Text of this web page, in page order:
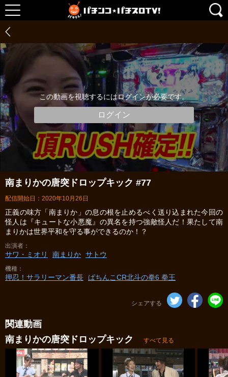
この動画を視聴するにはログインが必要です。
ログイン
南まりかの唐突ドロップキック #77
配信開始日：2020年10月26日
正義の味方「南まりか」の息の根を止めるべく送り込まれた今回の
怪人は『キュートな小悪魔』の異名を持つ強敵怪人だ！果たして南
まりかは世界平和を守る事ができるのか！？
出演者
サワ・ミオリ 南まりか サトウ
機種
押忍！サラリーマン番長 ぱちんこCR北斗の拳6 拳王
シェアする
関連動画
南まりかの唐突ドロップキック
すべて見る